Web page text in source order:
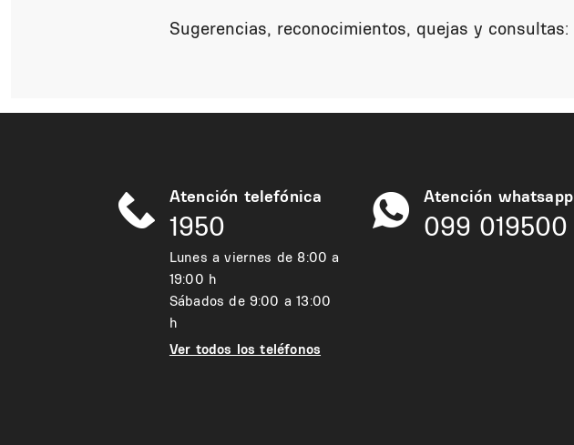
Sugerencias, reconocimientos, quejas y consultas:
Atención telefónica
1950
Lunes a viernes de 8:00 a
19:00 h
Sábados de 9:00 a 13:00
h
Ver todos los teléfonos
Atención whatsapp
099 019500